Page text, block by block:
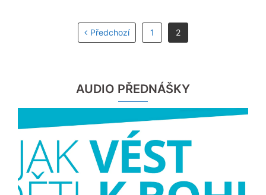
Předchozí 1 2
AUDIO PŘEDNÁŠKY